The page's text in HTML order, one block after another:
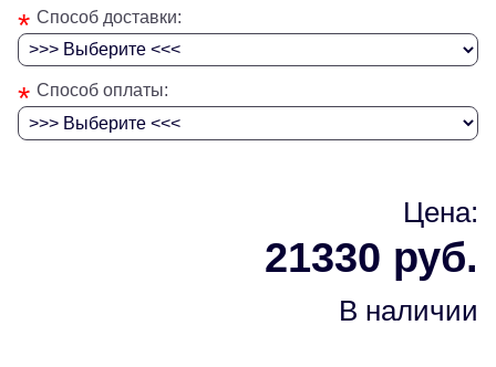
* Способ доставки:
* Способ оплаты:
Цена:
21330 руб.
В наличии